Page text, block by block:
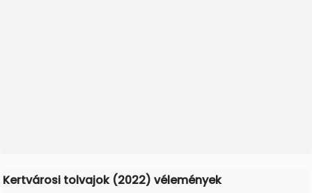
Kertvárosi tolvajok (2022) vélemények